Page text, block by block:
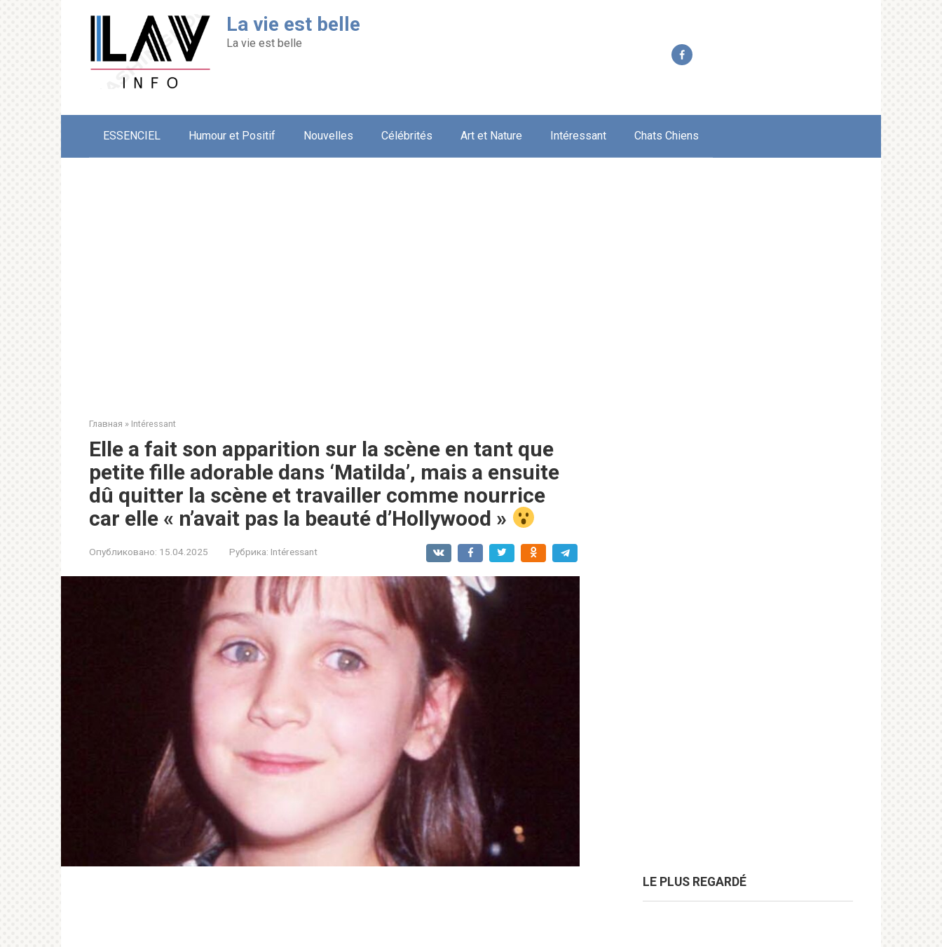
La vie est belle
La vie est belle
ESSENCIEL Humour et Positif Nouvelles Célébrités Art et Nature Intéressant Chats Chiens
Главная » Intéressant
Elle a fait son apparition sur la scène en tant que
petite fille adorable dans ‘Matilda’, mais a ensuite
dû quitter la scène et travailler comme nourrice
car elle « n’avait pas la beauté d’Hollywood »
Опубликовано: 15.04.2025 Рубрика: Intéressant
LE PLUS REGARDÉ